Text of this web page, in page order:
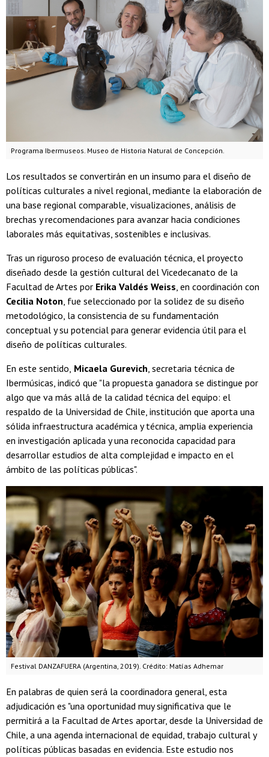
Programa Ibermuseos. Museo de Historia Natural de Concepción.
Los resultados se convertirán en un insumo para el diseño de
políticas culturales a nivel regional, mediante la elaboración de
una base regional comparable, visualizaciones, análisis de
brechas y recomendaciones para avanzar hacia condiciones
laborales más equitativas, sostenibles e inclusivas.
Tras un riguroso proceso de evaluación técnica, el proyecto
diseñado desde la gestión cultural del Vicedecanato de la
Facultad de Artes por Erika Valdés Weiss , en coordinación con
Cecilia Noton , fue seleccionado por la solidez de su diseño
metodológico, la consistencia de su fundamentación
conceptual y su potencial para generar evidencia útil para el
diseño de políticas culturales.
En este sentido, Micaela Gurevich , secretaria técnica de
Ibermúsicas, indicó que "la propuesta ganadora se distingue por
algo que va más allá de la calidad técnica del equipo: el
respaldo de la Universidad de Chile, institución que aporta una
sólida infraestructura académica y técnica, amplia experiencia
en investigación aplicada y una reconocida capacidad para
desarrollar estudios de alta complejidad e impacto en el
ámbito de las políticas públicas".
Festival DANZAFUERA (Argentina, 2019). Crédito: Matías Adhemar
En palabras de quien será la coordinadora general, esta
adjudicación es "una oportunidad muy significativa que le
permitirá a la Facultad de Artes aportar, desde la Universidad de
Chile, a una agenda internacional de equidad, trabajo cultural y
políticas públicas basadas en evidencia. Este estudio nos